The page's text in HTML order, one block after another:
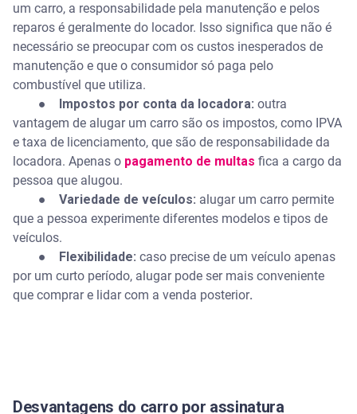
um carro, a responsabilidade pela manutenção e pelos
reparos é geralmente do locador. Isso significa que não é
necessário se preocupar com os custos inesperados de
manutenção e que o consumidor só paga pelo
combustível que utiliza.
● Impostos por conta da locadora: outra
vantagem de alugar um carro são os impostos, como IPVA
e taxa de licenciamento, que são de responsabilidade da
locadora. Apenas o pagamento de multas fica a cargo da
pessoa que alugou.
● Variedade de veículos: alugar um carro permite
que a pessoa experimente diferentes modelos e tipos de
veículos.
● Flexibilidade: caso precise de um veículo apenas
por um curto período, alugar pode ser mais conveniente
que comprar e lidar com a venda posterior.
Desvantagens do carro por assinatura